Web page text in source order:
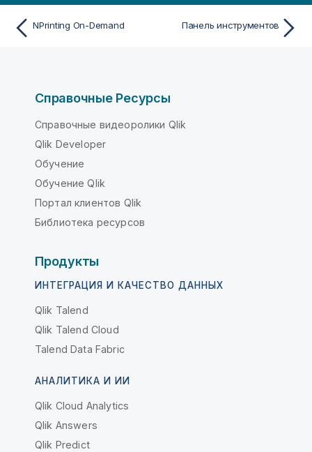
NPrinting On-Demand Панель инструментов
Справочные Ресурсы
Справочные видеоролики Qlik
Qlik Developer
Обучение
Обучение Qlik
Портал клиентов Qlik
Библиотека ресурсов
Продукты
ИНТЕГРАЦИЯ И КАЧЕСТВО ДАННЫХ
Qlik Talend
Qlik Talend Cloud
Talend Data Fabric
АНАЛИТИКА И ИИ
Qlik Cloud Analytics
Qlik Answers
Qlik Predict